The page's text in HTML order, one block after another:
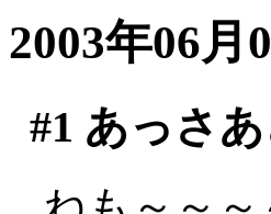
2003年06月
#1 あっさ